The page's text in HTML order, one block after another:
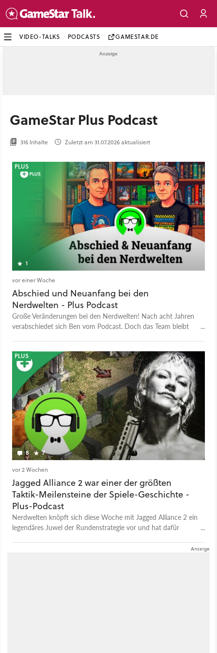
VIDEO-TALKS PODCASTS GAMESTAR.DE
GameStar Plus Podcast
316 Inhalte Zuletzt am 31.07.2026 aktualisiert
1
PLUS
vor einer Woche
Abschied und Neuanfang bei den
Nerdwelten - Plus Podcast
Große Veränderungen bei den Nerdwelten! Nach acht Jahren
verabschiedet sich Ben vom Podcast. Doch das Team bleibt
8 7
PLUS
vor 2 Wochen
Jagged Alliance 2 war einer der größten
Taktik-Meilensteine der Spiele-Geschichte -
Plus-Podcast
Nerdwelten knöpft sich diese Woche mit Jagged Alliance 2 ein
legendäres Juwel der Rundenstrategie vor und hat dafür